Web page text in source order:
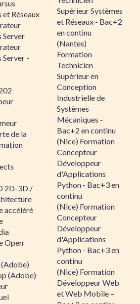
et Réseaux
Server
-
de la
2D-3D /
accéléré
Open
(Adobe)
Supérieur Systèmes
et Réseaux - Bac+2
en continu
(Nantes)
Formation
Technicien
Supérieur en
Conception
Industrielle de
Systèmes
Mécaniques -
Bac+2 en continu
(Nice) Formation
Concepteur
Développeur
d'Applications
Python - Bac+3 en
continu
(Nice) Formation
Concepteur
Développeur
d'Applications
Python - Bac+3 en
continu
(Nice) Formation
Développeur Web
et Web Mobile –